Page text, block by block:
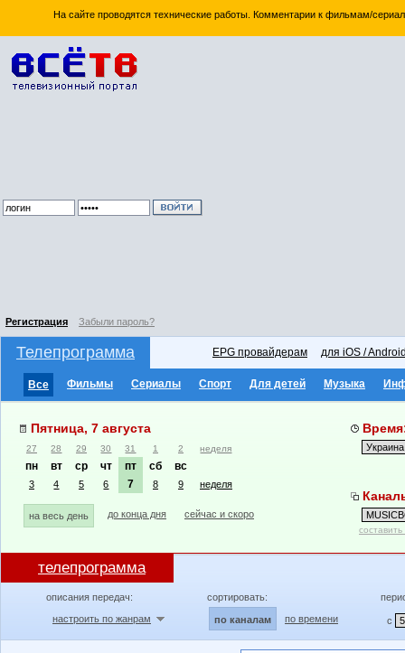
На сайте проводятся технические работы. Комментарии к фильмам/
Регистрация Забыли пароль?
Телепрограмма EPG провайдерам для iOS /
Все Фильмы Сериалы Спорт Для детей Музыка
Пятница, 7 августа
27 28 29 30 31 1 2 неделя
пн вт ср чт пт сб вс
3 4 5 6 7 8 9 неделя
на весь день до конца дня сейчас и скоро
телепрограмма
описания передач:
настроить по жанрам
сортировать:
по каналам по времени с